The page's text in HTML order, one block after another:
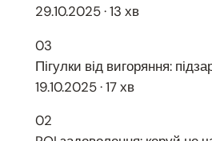
29.10.2025 · 13 хв
03
Пігулки від вигоряння:
19.10.2025 · 17 хв
02